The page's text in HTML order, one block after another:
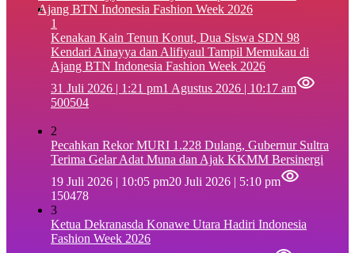
1
‎Kenakan Kain Tenun Konut, Dua Siswa SDN 98
Kendari Ainayya dan Alifiyaul Tampil Memukau di
Ajang BTN Indonesia Fashion Week 2026
31 Juli 2026 | 1:21 pm1 Agustus 2026 | 10:17 am
500504
2
Pecahkan Rekor MURI 1.228 Dulang, Gubernur Sultra
Terima Gelar Adat Muna dan Ajak KKMM Bersinergi
19 Juli 2026 | 10:05 pm20 Juli 2026 | 5:10 pm
150478
3
Ketua Dekranasda Konawe Utara Hadiri Indonesia
Fashion Week 2026